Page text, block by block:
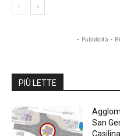
- Pubblicità -
PIÙ LETTE
San